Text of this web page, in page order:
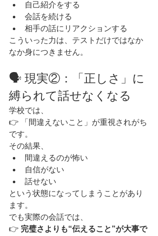
自己紹介をする
会話を続ける
相手の話にリアクションする
こういった力は、テストだけではなか
なか身につきません。
🗣 現実②：「正しさ」に
縛られて話せなくなる
学校では、
👉 「間違えないこと」が重視されがち
です。
その結果、
間違えるのが怖い
自信がない
話せない
という状態になってしまうことがあり
ます。
でも実際の会話では、
👉 完璧さよりも“伝えること”が大事で